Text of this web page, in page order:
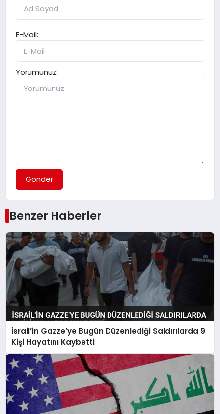
E-Mail:
Yorumunuz:
Gönder
Benzer Haberler
İsrail’in Gazze’ye Bugün Düzenlediği Saldırılarda 9
Kişi Hayatını Kaybetti